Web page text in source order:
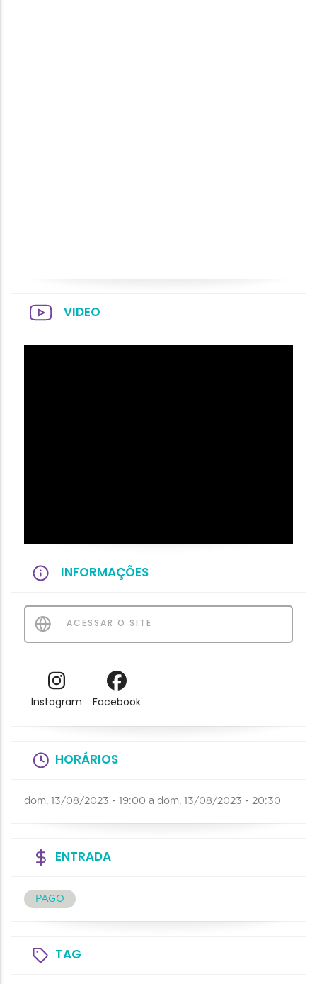
VIDEO
INFORMAÇÕES
ACESSAR O SITE
Instagram Facebook
HORÁRIOS
dom, 13/08/2023 - 19:00 a dom, 13/08/2023 - 20:30
ENTRADA
PAGO
TAG